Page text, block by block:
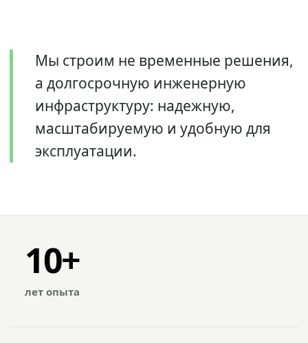
Мы строим не временные решения,
а долгосрочную инженерную
инфраструктуру: надежную,
масштабируемую и удобную для
эксплуатации.
10+
лет опыта